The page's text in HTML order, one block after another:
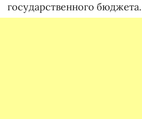
государственного бюджета.